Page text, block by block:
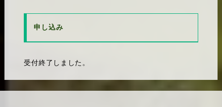
申し込み
受付終了しました。